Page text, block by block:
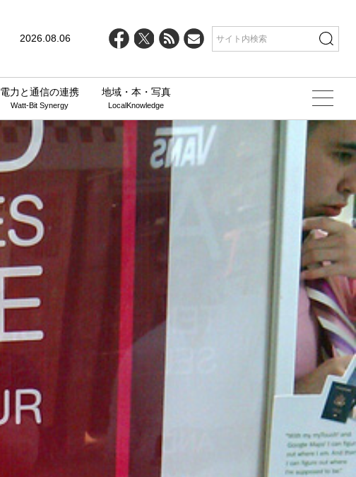
2026.08.06
電力と通信の連携
Watt-Bit Synergy
地域・本・写真
LocalKnowledge